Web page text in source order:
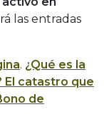
las entradas
. ¿Qué es la
El catastro que
de